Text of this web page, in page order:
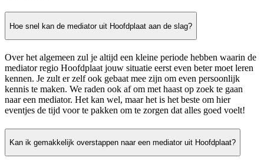
Hoe snel kan de mediator uit Hoofdplaat aan de slag?
Over het algemeen zul je altijd een kleine periode hebben waarin de
mediator regio Hoofdplaat jouw situatie eerst even beter moet leren
kennen. Je zult er zelf ook gebaat mee zijn om even persoonlijk
kennis te maken. We raden ook af om met haast op zoek te gaan
naar een mediator. Het kan wel, maar het is het beste om hier
eventjes de tijd voor te pakken om te zorgen dat alles goed voelt!
Kan ik gemakkelijk overstappen naar een mediator uit Hoofdplaat?